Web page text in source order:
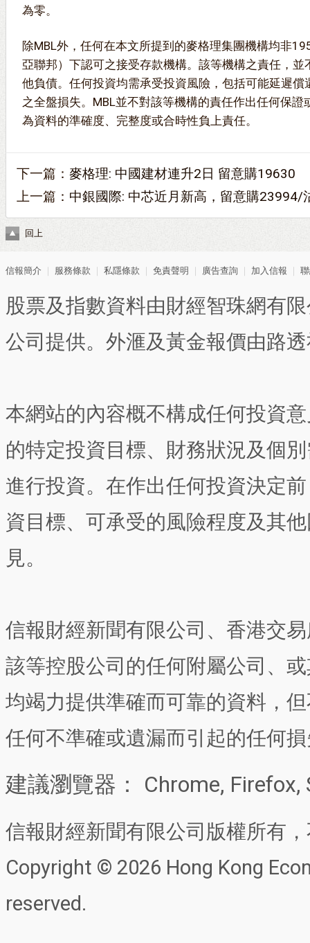
為零。
除MBL外，任何在本文所提到的麥格理集團機構均非
亞聯邦）下認可之接受存款機構。該等機構之責任，並
他負債。任何投資均需承受投資風險，包括可能延遲償
之全盤損失。MBL並不對該等機構的責任作出任何保證
為資料的準確度、完整度或合時性負上責任。
下一篇： 麥格理: 中國建材連升2日 留意購19630
上一篇： 中銀國際: 中芯近月新高，留意購23994/
回上
信報簡介 服務條款 私隱條款 免責聲明 廣告查詢 加入信報
股票及指數資料由財經智珠網有
公司提供。外滙及黃金報價由路
本網站的內容概不構成任何投資
的特定投資目標、財務狀況及個
進行投資。在作出任何投資決定
資目標、可承受的風險程度及其
見。
信報財經新聞有限公司、香港交
該等控股公司的任何附屬公司、
均竭力提供準確而可靠的資料，
任何不準確或遺漏而引起的任何
建議瀏覽器： Chrome, Firefox,
信報財經新聞有限公司版權所有
Copyright © 2026 Hong Kong
reserved.